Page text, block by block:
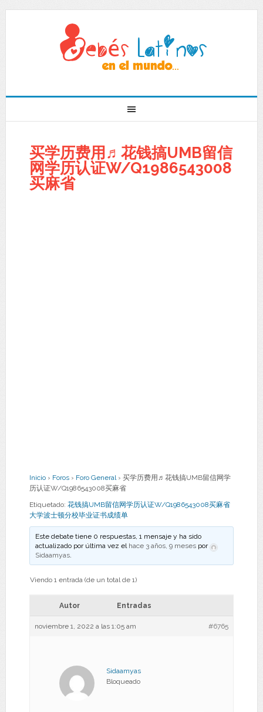
买学历费用♬花钱搞UMB留信
网学历认证W/Q1986543008
买麻省
Inicio › Foros › Foro General › 买学历费用♬花钱搞UMB留信网学
历认证W/Q1986543008买麻省
Etiquetado: 花钱搞UMB留信网学历认证W/Q1986543008买麻省
大学波士顿分校毕业证书成绩单
Este debate tiene 0 respuestas, 1 mensaje y ha sido
actualizado por última vez el hace 3 años, 9 meses por
Sidaamyas.
Viendo 1 entrada (de un total de 1)
Autor Entradas
noviembre 1, 2022 a las 1:05 am #6765
Sidaamyas
Bloqueado